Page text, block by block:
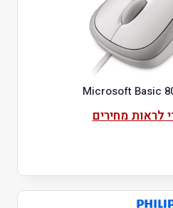
לראות מחירים